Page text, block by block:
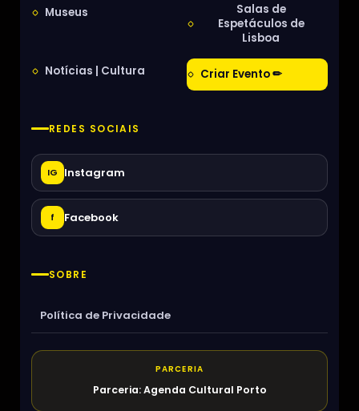
Museus
Salas de
Espetáculos de
Lisboa
Notícias | Cultura Criar Evento ✏
REDES SOCIAIS
IG Instagram
f Facebook
SOBRE
Política de Privacidade
PARCERIA
Parceria: Agenda Cultural Porto